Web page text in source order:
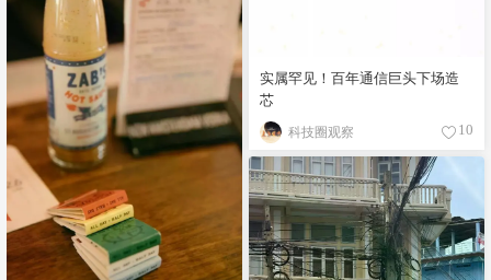
实属罕见！百年通信巨头下场造
芯
科技圈观察 10